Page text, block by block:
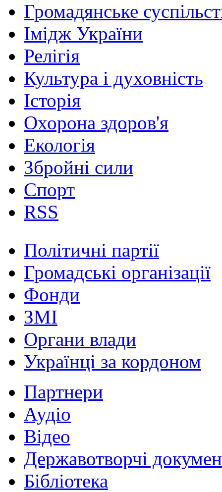
Громадянське
Імідж України
Релігія
Культура і духовність
Історія
Охорона здоров'я
Екологія
Збройні сили
Спорт
RSS
Політичні партії
Громадські організації
Фонди
ЗМІ
Органи влади
Українці за кордоном
Партнери
Аудіо
Відео
Державотворчі
Бібліотека